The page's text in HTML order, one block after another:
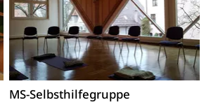
MS-Selbsthilfegruppe